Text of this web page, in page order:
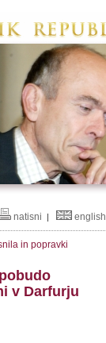
natisni | english
in popravki
v Darfurju